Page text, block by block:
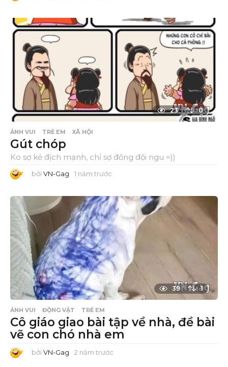
á
n
ớ
23 0
ẢNH VUI TRẺ EM XÃ HỘI
Gút chóp
Ko sợ kẻ địch mạnh, chỉ sợ đồng đội ngu =))
bởi VN-Gag 1 năm trước
m
t
r
ư
ớ
c
39 1
ẢNH VUI ĐỘNG VẬT TRẺ EM
Cô giáo giao bài tập về nhà, đề bài
vẽ con chó nhà em
bởi VN-Gag 2 năm trước